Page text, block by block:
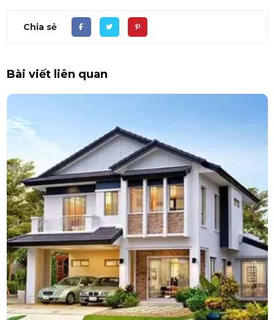
Chia sẻ
Bài viết liên quan